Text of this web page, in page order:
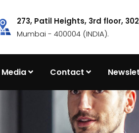
273, Patil Heights, 3rd floor,
Mumbai - 400004 (INDIA).
Media Contact